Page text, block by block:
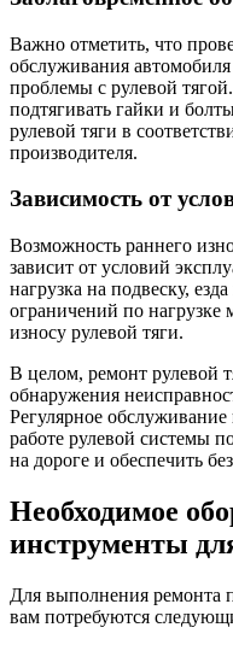
Важно отметить, что
обслуживания
проблемы с рулевой
подтягивать гайки и
рулевой тяги в
производителя.
Зависимость от
Возможность раннего
зависит от условий
нагрузка на подвеску,
ограничений по нагрузке
износу рулевой тяги.
В целом, ремонт рулевой
обнаружения
Регулярное
работе рулевой системы
на дороге и обеспечить
Необходимое
инструменты
Для выполнения ремонта
вам потребуются